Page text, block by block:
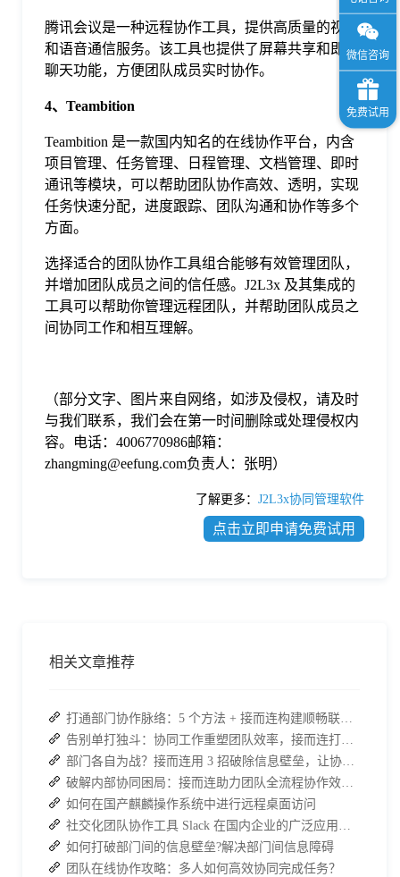
腾讯会议是一种远程协作工具，提供高质量的视频
和语音通信服务。该工具也提供了屏幕共享和即时
聊天功能，方便团队成员实时协作。
4、Teambition
Teambition 是一款国内知名的在线协作平台，内含
项目管理、任务管理、日程管理、文档管理、即时
通讯等模块，可以帮助团队协作高效、透明，实现
任务快速分配，进度跟踪、团队沟通和协作等多个
方面。
选择适合的团队协作工具组合能够有效管理团队，
并增加团队成员之间的信任感。J2L3x 及其集成的
工具可以帮助你管理远程团队，并帮助团队成员之
间协同工作和相互理解。
（部分文字、图片来自网络，如涉及侵权，请及时
与我们联系，我们会在第一时间删除或处理侵权内
容。电话：4006770986邮箱：
zhangming@eefung.com负责人：张明）
了解更多： J2L3x协同管理软件
点击立即申请免费试用
相关文章推荐
打通部门协作脉络：5 个方法 + 接而连构建顺畅联动团队
告别单打独斗：协同工作重塑团队效率，接而连打造数据合规协作空间
部门各自为战？接而连用 3 招破除信息壁垒，让协作效率翻倍
破解内部协同困局：接而连助力团队全流程协作效率翻倍
如何在国产麒麟操作系统中进行远程桌面访问
社交化团队协作工具 Slack 在国内企业的广泛应用：优点与局限性
如何打破部门间的信息壁垒?解决部门间信息障碍
团队在线协作攻略：多人如何高效协同完成任务？